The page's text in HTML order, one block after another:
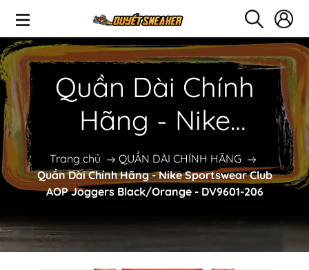
Quần Dài Chính
Hãng - Nike
Sportswear Club AOP
Joggers
Black/Orange -
DV9601-206
Trang chủ
QUẦN DÀI CHÍNH HÃNG
Quần Dài Chính Hãng - Nike Sportswear Club
AOP Joggers Black/Orange - DV9601-206